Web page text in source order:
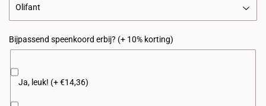
Bijpassend speenkoord erbij? (+ 10% korting)
Ja, leuk! (+ €14,36)